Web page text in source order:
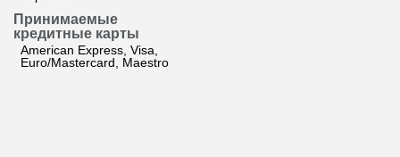
Принимаемые
кредитные карты
American Express, Visa,
Euro/Mastercard, Maestro